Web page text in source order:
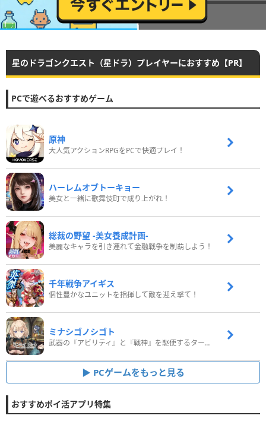
星のドラゴンクエスト（星ドラ）プレイヤーにおすすめ【PR】
PCで遊べるおすすめゲーム
原神
大人気アクションRPGをPCで快適プレイ！
ハーレムオブトーキョー
美女と一緒に歌舞伎町で成り上がれ！
総裁の野望 -美女養成計画-
美麗なキャラを引き連れて金融戦争を制覇しよう！
千年戦争アイギス
個性豊かなユニットを指揮して敵を迎え撃て！
ミナシゴノシゴト
武器の『アビリティ』と『戦神』を駆使するターン制コマンドバトルRPG！
PCゲームをもっと見る
おすすめポイ活アプリ特集